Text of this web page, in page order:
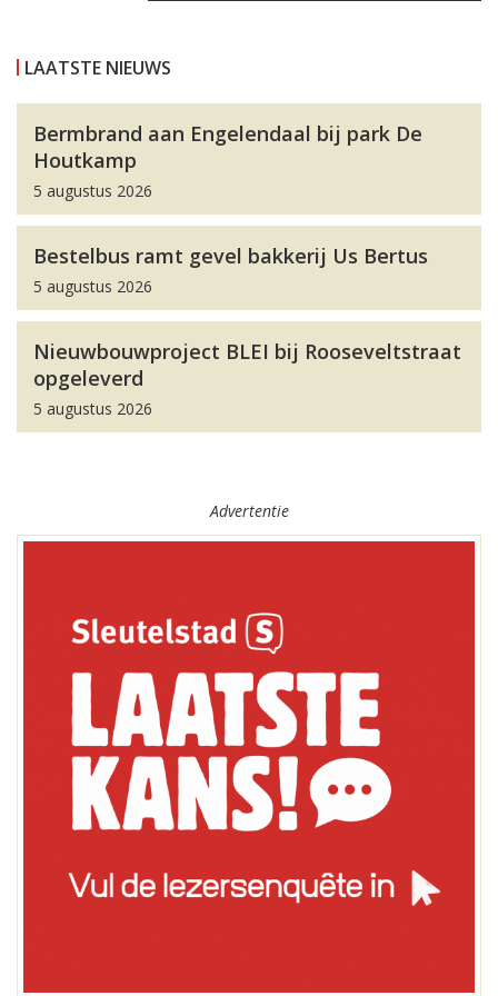
LAATSTE NIEUWS
Bermbrand aan Engelendaal bij park De
Houtkamp
5 augustus 2026
Bestelbus ramt gevel bakkerij Us Bertus
5 augustus 2026
Nieuwbouwproject BLEI bij Rooseveltstraat
opgeleverd
5 augustus 2026
Advertentie